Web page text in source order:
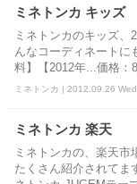
ミネトンカ キッズ
ミネトンカのキッズ
んなコーディネート
料】【2012年...価格：
ミネトンカ | 2012.09.26
ミネトンカ 楽天
ミネトンカの、楽天市
たくさん紹介されて